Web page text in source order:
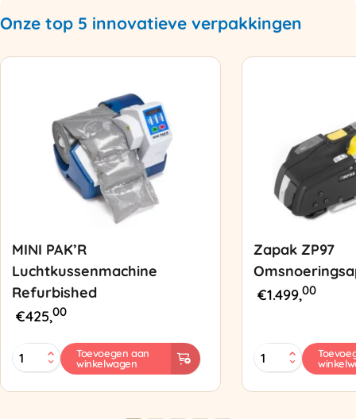
Onze top 5 innovatieve verpakkingen
MINI PAK’R
Luchtkussenmachine
Refurbished
€425,00
MINI
PAK'R
Refurbished
Toevoegen aan
winkelwagen
Zapak ZP97
€1.499,00
Zapak
ZP97
aantal